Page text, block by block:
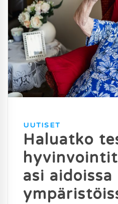
UUTISET
Haluatko
asi aidoissa